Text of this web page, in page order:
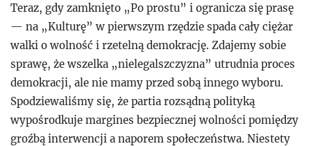
Teraz, gdy zamknięto „Po prostu” i ogranicza się prasę
— na „Kulturę” w pierwszym rzędzie spada cały ciężar
walki o wolność i rzetelną demokrację. Zdajemy sobie
sprawę, że wszelka „nielegalszczyzna” utrudnia proces
demokracji, ale nie mamy przed sobą innego wyboru.
Spodziewaliśmy się, że partia rozsądną polityką
wypośrodkuje margines bezpiecznej wolności pomiędzy
groźbą interwencji a naporem społeczeństwa. Niestety